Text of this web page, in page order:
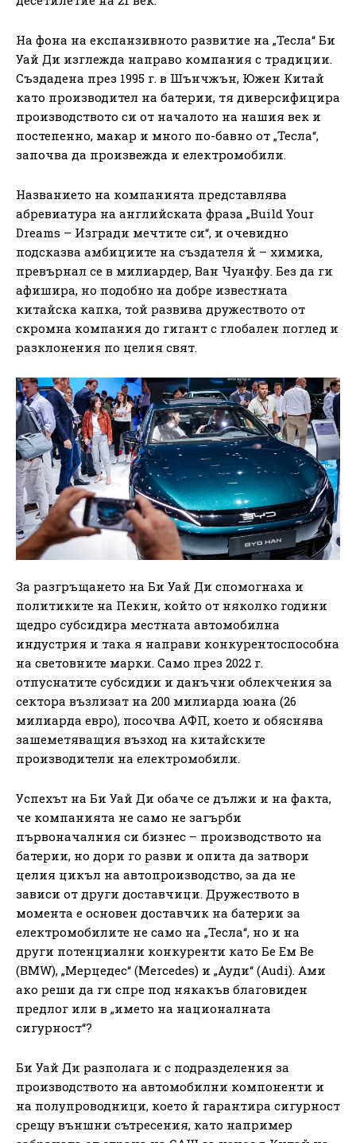
На фона на експанзивното развитие на „Тесла“ Би
Уай Ди изглежда направо компания с традиции.
Създадена през 1995 г. в Шънчжън, Южен Китай
като производител на батерии, тя диверсифицира
производството си от началото на нашия век и
постепенно, макар и много по-бавно от „Тесла“,
започва да произвежда и електромобили.
Названието на компанията представлява
абревиатура на английската фраза „Build Your
Dreams – Изгради мечтите си“, и очевидно
подсказва амбициите на създателя й – химика,
превърнал се в милиардер, Ван Чуанфу. Без да ги
афишира, но подобно на добре известната
китайска капка, той развива дружеството от
скромна компания до гигант с глобален поглед и
разклонения по целия свят.
За разгръщането на Би Уай Ди спомогнаха и
политиките на Пекин, който от няколко години
щедро субсидира местната автомобилна
индустрия и така я направи конкурентоспособна
на световните марки. Само през 2022 г.
отпуснатите субсидии и данъчни облекчения за
сектора възлизат на 200 милиарда юана (26
милиарда евро), посочва АФП, което и обяснява
зашеметяващия възход на китайските
производители на електромобили.
Успехът на Би Уай Ди обаче се дължи и на факта,
че компанията не само не загърби
първоначалния си бизнес – производството на
батерии, но дори го разви и опита да затвори
целия цикъл на автопроизводство, за да не
зависи от други доставчици. Дружеството в
момента е основен доставчик на батерии за
електромобилите не само на „Тесла“, но и на
други потенциални конкуренти като Бе Ем Ве
(BMW), „Мерцедес“ (Mercedes) и „Ауди“ (Audi). Ами
ако реши да ги спре под някакъв благовиден
предлог или в „името на националната
сигурност“?
Би Уай Ди разполага и с подразделения за
производството на автомобилни компоненти и
на полупроводници, което й гарантира сигурност
срещу външни сътресения, като например